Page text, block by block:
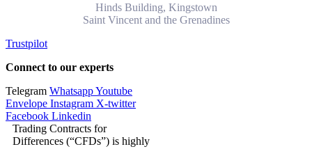
Hinds Building, Kingstown
Saint Vincent and the Grenadines
Trustpilot
Connect to our experts
Telegram WhatsappYoutube
Envelope Instagram X-twitter
Facebook Linkedin
Trading Contracts for
Differences (“CFDs”) is highly